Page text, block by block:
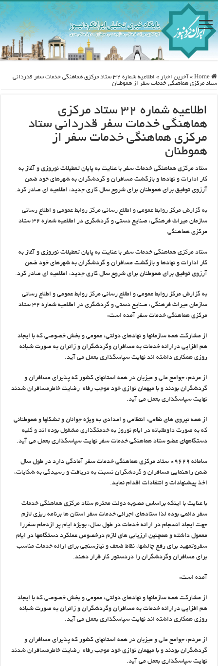
Home
» آخرین اخبار »
اطلاعیه شماره ۳۲ ستاد مرکزی هماهنگی خدمات سفر قدردانی
ستاد مرکزی هماهنگی خدمات سفر از هموطنان
اطلاعیه شماره ۳۲ ستاد مرکزی
هماهنگی خدمات سفر قدردانی ستاد
مرکزی هماهنگی خدمات سفر از
هموطنان
ستاد مرکزی هماهنگی خدمات سفر با عنایت به پایان تعطیلات نوروزی و آغاز به
کار ادارات و نهادها و بازگشت مسافران و گردشگران به شهرهای خود ضمن
آرزوی توفیق برای هموطنان برای شروع سال کاری جدید، اطلاعیه ای صادر کرد.
به گزارش مرکز روابط عمومی و اطلاع رسانی مرکز روابط عمومی و اطلاع رسانی
سازمان میراث فرهنگی، صنایع دستی و گردشگری در اطلاعیه شماره ۳۲ ستاد
مرکزی هماهنگی
ستاد مرکزی هماهنگی خدمات سفر با عنایت به پایان تعطیلات نوروزی و آغاز به
کار ادارات و نهادها و بازگشت مسافران و گردشگران به شهرهای خود ضمن
آرزوی توفیق برای هموطنان برای شروع سال کاری جدید، اطلاعیه ای صادر کرد.
به گزارش مرکز روابط عمومی و اطلاع رسانی مرکز روابط عمومی و اطلاع رسانی
سازمان میراث فرهنگی، صنایع دستی و گردشگری در اطلاعیه شماره ۳۲ ستاد
مرکزی هماهنگی خدمات سفر آمده است:
از مشارکت همه سازمانها و نهادهای دولتی، عمومی و بخش خصوصی که با ایجاد
هم افزایی درارائه خدمات به مسافران وگردشگران و زائران به صورت شبانه
روزی همکاری داشته اند نهایت سپاسگذاری بعمل می آید.
از مردم، جوامع ملی و میزبان در همه استانهای کشور که پذیرای مسافران و
گردشگران بودند و با میهمان نوازی خود موجب رفاه رضایت خاطرمسافران شدند
نهایت سپاسگذاری بعمل می آید.
از همه نیروی های نظامی، انتظامی و امدادی به ویژه جوانان و تشکلها و هموطنانی
که به صورت داوطلبانه در ایام نوروز به خدمتگذاری مشغول بوده اند و کلیه
دستگاههای عضو ستاد هماهنگی خدمات سفر نهایت سپاسگذاری بعمل می آید.
سامانه ۰۹۶۲۹ ستاد مرکزی هماهنگی خدمات سفر آمادگی دارد در طول سال
ضمن راهنمایی مسافران و گردشگران نسبت به دریافت و رسیدگی به شکایات،
اخذ پیشنهادات و انتقادات اقدام نماید.
با عنایت با اینکه براساس مصوبه دولت محترم ستاد مرکزی هماهنگی خدمات
سفر دائمی بوده لذا ستادهای اجرائی خدمات سفر استان ها برنامه ریزی لازم
جهت ایجاد انسجام در ارائه خدمات در طول سال، بویژه ایام پر ازدحام سفررا
معمول داشته و همچنین ارزیابی های لازم درخصوص عملکرد دستگاهها در ایام
سفروتمهید برای رفع چالشها، نقاط ضعف و نیازسنجی برای ارائه خدمات مناسب
برای مسافران وگردشگران را دردستور کار قرار دهند.
آمده است:
از مشارکت همه سازمانها و نهادهای دولتی، عمومی و بخش خصوصی که با ایجاد
هم افزایی درارائه خدمات به مسافران وگردشگران و زائران به صورت شبانه
روزی همکاری داشته اند نهایت سپاسگذاری بعمل می آید.
از مردم، جوامع ملی و میزبان در همه استانهای کشور که پذیرای مسافران و
گردشگران بودند و با میهمان نوازی خود موجب رفاه رضایت خاطرمسافران شدند
نهایت سپاسگذاری بعمل می آید.